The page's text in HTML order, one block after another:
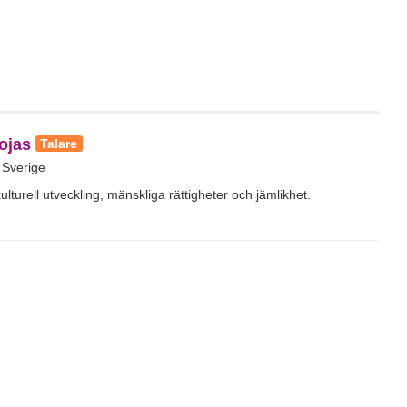
Talare
utveckling, mänskliga rättigheter och jämlikhet.